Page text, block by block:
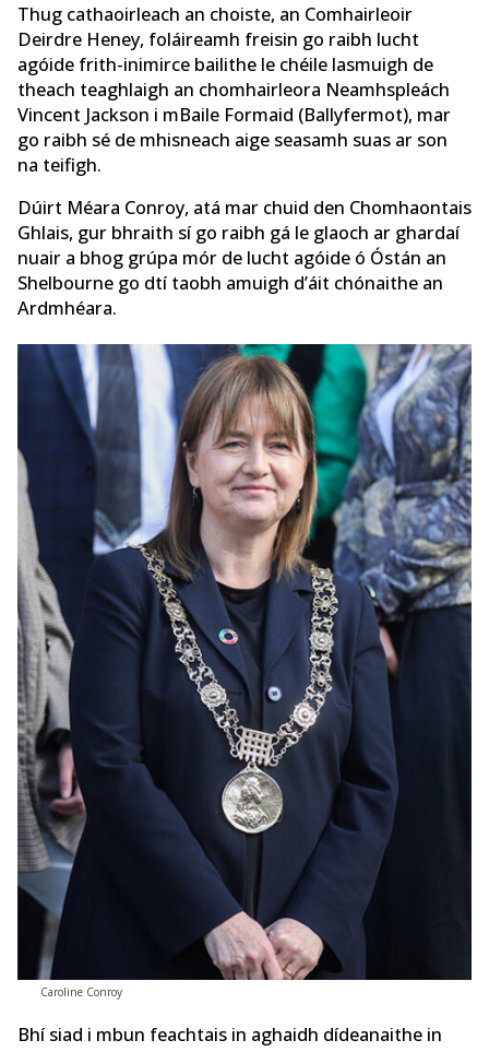
Thug cathaoirleach an choiste, an Comhairleoir
Deirdre Heney, foláireamh freisin go raibh lucht
agóide frith-inimirce bailithe le chéile lasmuigh de
theach teaghlaigh an chomhairleora Neamhspleách
Vincent Jackson i mBaile Formaid (Ballyfermot), mar
go raibh sé de mhisneach aige seasamh suas ar son
na teifigh.
Dúirt Méara Conroy, atá mar chuid den Chomhaontais
Ghlais, gur bhraith sí go raibh gá le glaoch ar ghardaí
nuair a bhog grúpa mór de lucht agóide ó Óstán an
Shelbourne go dtí taobh amuigh d’áit chónaithe an
Ardmhéara.
Caroline Conroy
Bhí siad i mbun feachtais in aghaidh dídeanaithe in